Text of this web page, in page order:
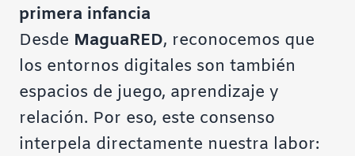
primera infancia
Desde MaguaRED, reconocemos que
los entornos digitales son también
espacios de juego, aprendizaje y
relación. Por eso, este consenso
interpela directamente nuestra labor: